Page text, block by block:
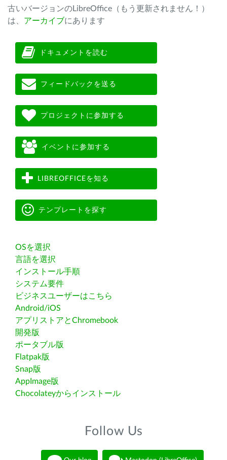
古いバージョンのLibreOffice（もう更新されません！）
は、 アーカイブにあります
ドキュメントを読む
フィードバックを送る
プロジェクトに参加する
イベントに参加する
LIBREOFFICEを知る
テンプレートを探す
OSを選択
言語を選択
インストール手順
システム要件
ビジネスユーザーはこちら
Android/iOS
アプリストアとChromebook
開発版
ポータブル版
Flatpak版
Snap版
AppImage版
Chocolateyからインストール
Follow Us